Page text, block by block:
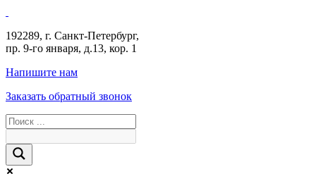
192289, г. Санкт-Петербург,
пр. 9-го января, д.13, кор. 1
Напишите нам
Заказать обратный звонок